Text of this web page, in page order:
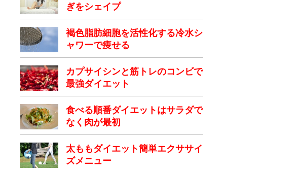
ぎをシェイプ
褐色脂肪細胞を活性化する冷水シ
ャワーで痩せる
カプサイシンと筋トレのコンビで
最強ダイエット
食べる順番ダイエットはサラダで
なく肉が最初
太ももダイエット簡単エクササイ
ズメニュー